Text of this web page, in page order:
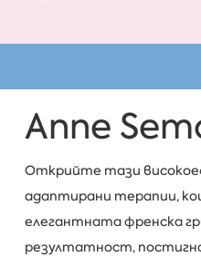
Anne
Открийте тази
адаптирани терапии,
елегантната френска
резултатност,